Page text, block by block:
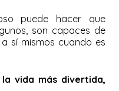
puede hacer que
son capaces de
sí mismos cuando es
vida más divertida,